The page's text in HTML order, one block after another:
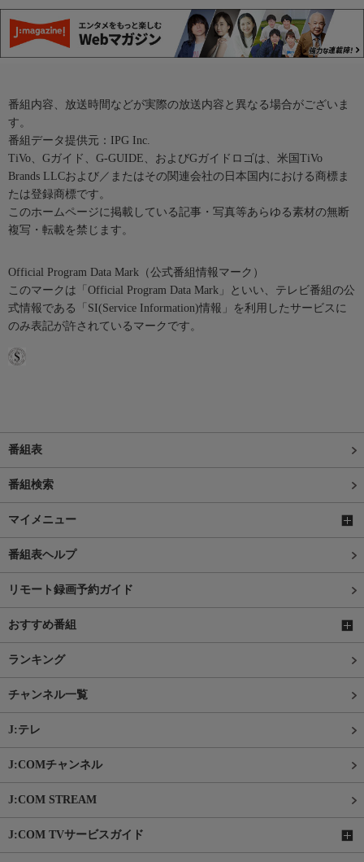
番組内容、放送時間などが実際の放送内容と異なる場合がございま
す。
番組データ提供元：IPG Inc.
TiVo、Gガイド、G-GUIDE、およびGガイドロゴは、米国TiVo
Brands LLCおよび／またはその関連会社の日本国内における商標ま
たは登録商標です。
このホームページに掲載している記事・写真等あらゆる素材の無断
複写・転載を禁じます。
Official Program Data Mark（公式番組情報マーク）
このマークは「Official Program Data Mark」といい、テレビ番組の公
式情報である「SI(Service Information)情報」を利用したサービスに
のみ表記が許されているマークです。
番組表
番組検索
マイメニュー
番組表ヘルプ
リモート録画予約ガイド
おすすめ番組
ランキング
チャンネル一覧
J:テレ
J:COMチャンネル
J:COM STREAM
J:COM TVサービスガイド